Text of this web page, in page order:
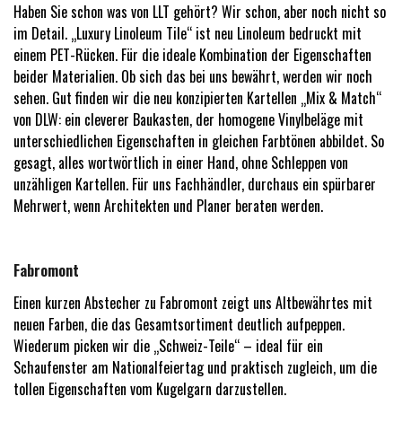
Haben Sie schon was von LLT gehört? Wir schon, aber noch nicht so
im Detail. „Luxury Linoleum Tile“ ist neu Linoleum bedruckt mit
einem PET-Rücken. Für die ideale Kombination der Eigenschaften
beider Materialien. Ob sich das bei uns bewährt, werden wir noch
sehen. Gut finden wir die neu konzipierten Kartellen „Mix & Match“
von DLW: ein cleverer Baukasten, der homogene Vinylbeläge mit
unterschiedlichen Eigenschaften in gleichen Farbtönen abbildet. So
gesagt, alles wortwörtlich in einer Hand, ohne Schleppen von
unzähligen Kartellen. Für uns Fachhändler, durchaus ein spürbarer
Mehrwert, wenn Architekten und Planer beraten werden.
Fabromont
Einen kurzen Abstecher zu Fabromont zeigt uns Altbewährtes mit
neuen Farben, die das Gesamtsortiment deutlich aufpeppen.
Wiederum picken wir die „Schweiz-Teile“ – ideal für ein
Schaufenster am Nationalfeiertag und praktisch zugleich, um die
tollen Eigenschaften vom Kugelgarn darzustellen.